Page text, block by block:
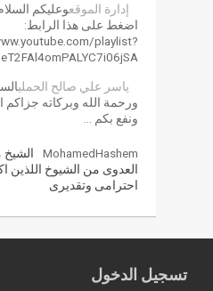
إدارة الموقعوعليكم
اضغط على هذا الرابط:
playlist?
ياسر علي صالح الحملي
ورحمة الله وبركاته جزاكم
ونفع بكم …
MohamedHashem
العدوى من الشيوخ اللذين
احترامى وتقديرى
تسجيل الدخول